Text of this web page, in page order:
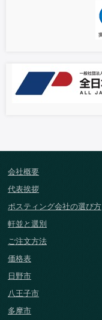
会社概要
代表挨拶
ポスティング会社の選び方
軒並と選別
ご注文方法
価格表
日野市
八王子市
多摩市